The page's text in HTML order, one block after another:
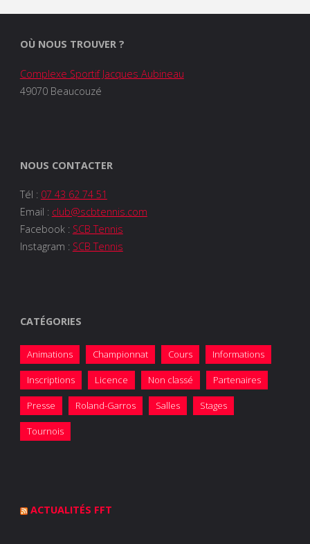
OÙ NOUS TROUVER ?
Complexe Sportif Jacques Aubineau
49070 Beaucouzé
NOUS CONTACTER
Tél : 07 43 62 74 51
Email : club@scbtennis.com
Facebook : SCB Tennis
Instagram : SCB Tennis
CATÉGORIES
Animations Championnat Cours Informations
Inscriptions Licence Non classé Partenaires
Presse Roland-Garros Salles Stages
Tournois
ACTUALITÉS FFT